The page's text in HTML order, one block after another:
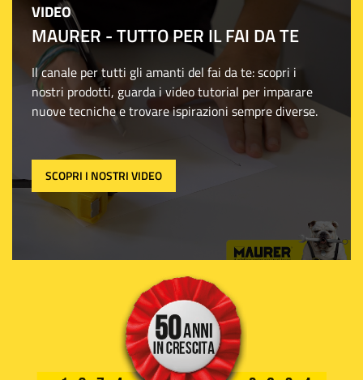
VIDEO
MAURER - TUTTO PER IL FAI DA TE
Il canale per tutti gli amanti del fai da te: scopri i
nostri prodotti, guarda i video tutorial per imparare
nuove tecniche e trovare ispirazioni sempre diverse.
SCOPRI I NOSTRI VIDEO